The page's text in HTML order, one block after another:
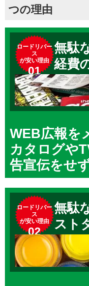
つの理由
ロードリバー
ス
が安い理由
01
無駄
経費
WEB広報を
カタログや
告宣伝をせ
ロードリバー
ス
が安い理由
02
無駄
スト